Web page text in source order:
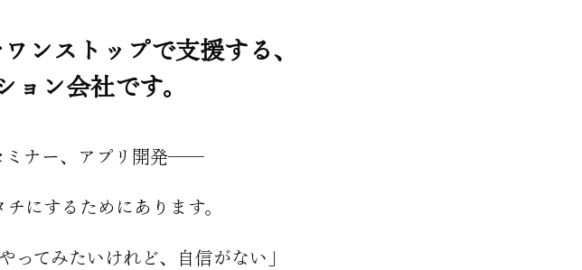
ンストップで支援する、
ョン会社です。
ミナー、アプリ開発──
にするためにあります。
ってみたいけれど、自信がない」